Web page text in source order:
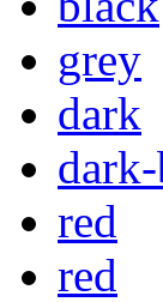
grey
dark
red
red